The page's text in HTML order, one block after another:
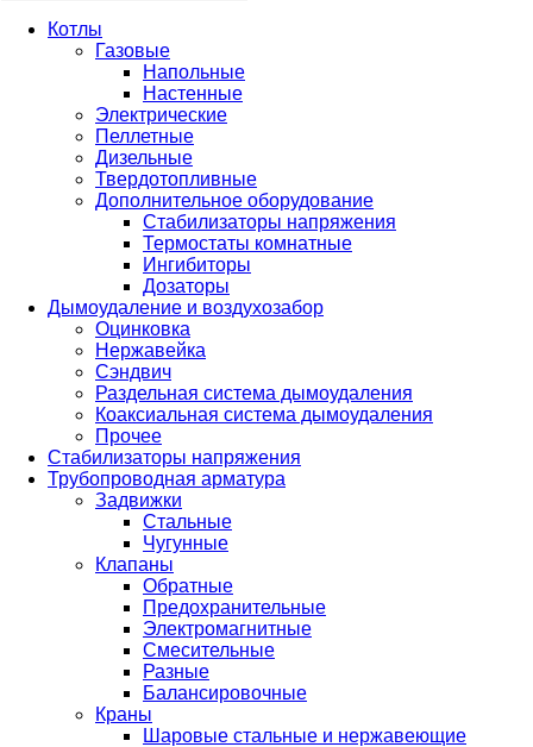
Котлы
Газовые
Напольные
Настенные
Электрические
Пеллетные
Дизельные
Твердотопливные
Дополнительное оборудование
Стабилизаторы напряжения
Термостаты комнатные
Ингибиторы
Дозаторы
Дымоудаление и воздухозабор
Оцинковка
Нержавейка
Сэндвич
Раздельная система дымоудаления
Коаксиальная система дымоудаления
Прочее
Стабилизаторы напряжения
Трубопроводная арматура
Задвижки
Стальные
Чугунные
Клапаны
Обратные
Предохранительные
Электромагнитные
Смесительные
Разные
Балансировочные
Краны
Шаровые стальные и нержавеющие